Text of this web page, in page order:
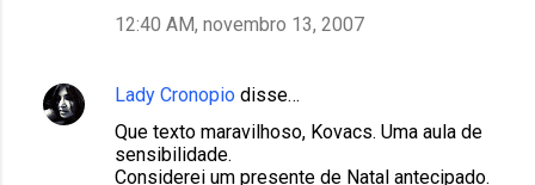
12:40 AM, novembro 13, 2007
Lady Cronopio disse…
Que texto maravilhoso, Kovacs. Uma aula de
sensibilidade.
Considerei um presente de Natal antecipado.